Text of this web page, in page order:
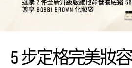
5 步定格完美妝容